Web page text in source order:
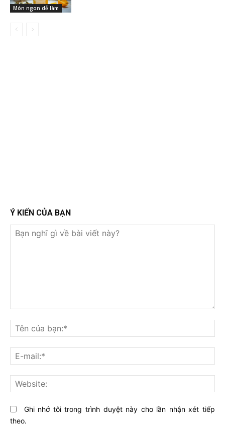
Món ngon dễ làm
Ý KIẾN CỦA BẠN
nghĩ
gì
về
bài
viết
này?
Ghi nhớ tôi trong trình duyệt này cho lần nhận xét tiếp
theo.